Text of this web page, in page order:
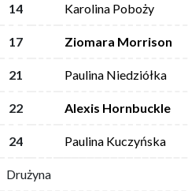
14 Karolina Poboży
17 Ziomara Morrison
21 Paulina Niedziółka
22 Alexis Hornbuckle
24 Paulina Kuczyńska
Drużyna
14 Karolina Poboży
17 Ziomara Morrison
21 Paulina Niedziółka
22 Alexis Hornbuckle
24 Paulina Kuczyńska
Drużyna